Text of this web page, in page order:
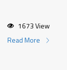
1673 View
Read More